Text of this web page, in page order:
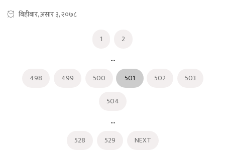
बिहीबार, असार ३, २०७८
1 2
...
498 499 500 501 502
503
504
...
528 529 NEXT